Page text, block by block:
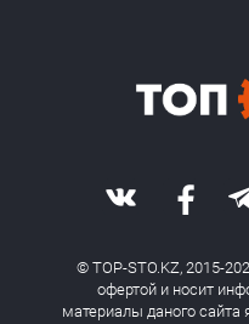
© TOP-STO.KZ, 2015-
офертой и носит
материалы даного сайта